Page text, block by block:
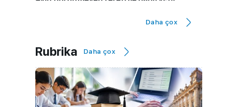
"Meta" uşaqlara görə cərimələndi - 567
milyon dollar ödəyəcək
AzEdu Təhsil Platforması 08:30, Bu gün
Günün havası -39 dərəcə isti...
Daha çox
Rubrika Daha çox